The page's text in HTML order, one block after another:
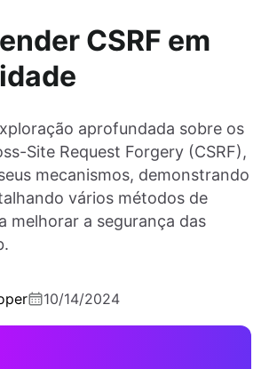
CSRF em
aprofundada sobre os
Site Request Forgery (CSRF),
mecanismos, demonstrando
vários métodos de
melhorar a segurança das
10/14/2024